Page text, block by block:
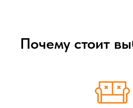
Почему стоит